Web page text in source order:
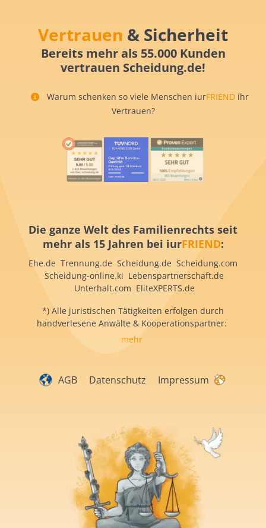
Vertrauen & Sicherheit
Bereits mehr als 55.000 Kunden
vertrauen Scheidung.de!
Warum schenken so viele Menschen iurFRIEND ihr
Vertrauen?
Die ganze Welt des Familienrechts seit
mehr als 15 Jahren bei iurFRIEND:
Ehe.de Trennung.de Scheidung.de Scheidung.com
Scheidung-online.ki Lebenspartnerschaft.de
Unterhalt.com EliteXPERTS.de
*) Alle juristischen Tätigkeiten erfolgen durch
handverlesene Anwälte & Kooperationspartner:
mehr
AGB Datenschutz Impressum